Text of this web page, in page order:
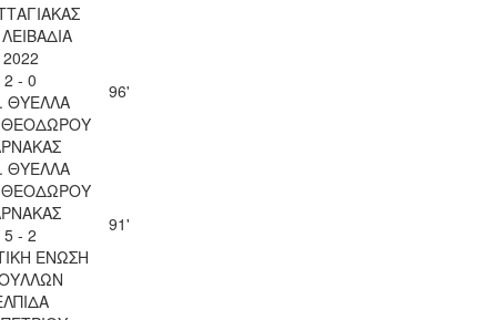
2022
2 - 0
ΘΥΕΛΛΑ
ΘΕΟΔΩΡΟΥ
96'
ΘΥΕΛΛΑ
ΘΕΟΔΩΡΟΥ
5 - 2
ΕΝΩΣΗ
91'